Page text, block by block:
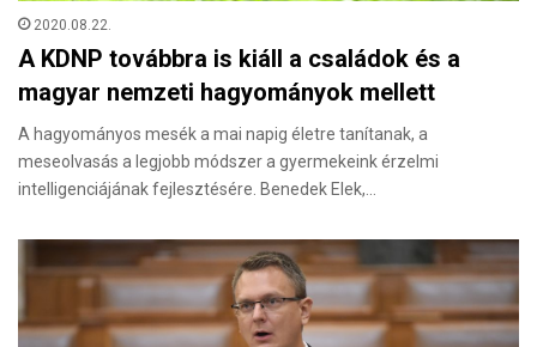
2020.08.22.
A KDNP továbbra is kiáll a családok és a
magyar nemzeti hagyományok mellett
A hagyományos mesék a mai napig életre tanítanak, a
meseolvasás a legjobb módszer a gyermekeink érzelmi
intelligenciájának fejlesztésére. Benedek Elek,…